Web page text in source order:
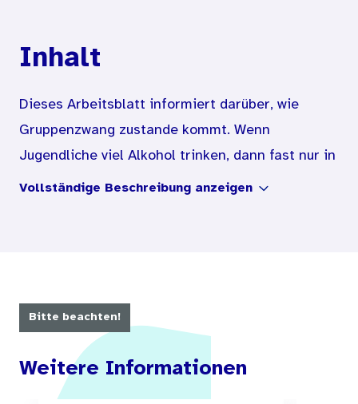
Inhalt
Dieses Arbeitsblatt informiert darüber, wie
Gruppenzwang zustande kommt. Wenn
Jugendliche viel Alkohol trinken, dann fast nur in
Gemeinschaft mit anderen – nicht allein. Soziale
Stränge. Wenn in einer Peergroup Alkohol
angesagt ist, trinken viele nur mit, um
dazuzugehören.
Regelmäßiges Trinken ist aber keinesfalls
Vollständige Beschreibung anzeigen
Bitte beachten!
Weitere Informationen